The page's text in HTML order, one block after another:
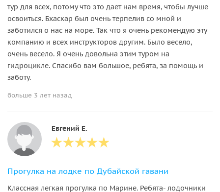
тур для всех, потому что это дает нам время, чтобы лучше
освоиться. Бхаскар был очень терпелив со мной и
заботился о нас на море. Так что я очень рекомендую эту
компанию и всех инструкторов другим. Было весело,
очень весело. Я очень довольна этим туром на
гидроцикле. Спасибо вам большое, ребята, за помощь и
заботу.
больше 3 лет назад
Евгений Е.
Прогулка на лодке по Дубайской гавани
Классная легкая прогулка по Марине. Ребята- лодочники